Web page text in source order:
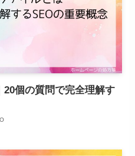
20個の質問で完全理解す